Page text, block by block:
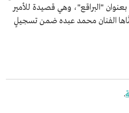
بعنوان "البراقع"، وهي قصيدة للأمير
الفنان محمد عبده ضمن تسجيلٍ
.